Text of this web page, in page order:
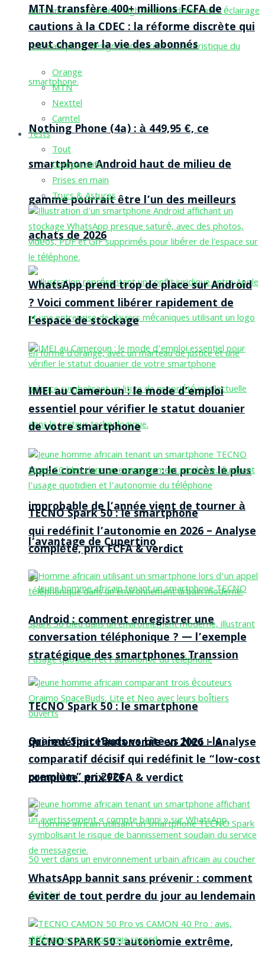
Nothing Phone (4a) : à 449,95 €, ce
smartphone Android haut de milieu de
gamme pourrait être l’un des meilleurs
achats de 2026
Apple contre une orange : le procès le plus
improbable de l’année vient de tourner à
l’avantage de Cupertino
TECNO Spark 50 : le smartphone
qui redéfinit l’autonomie en 2026 – Analyse
complète, prix FCFA & verdict
TECNO SPARK 50 : autonomie extrême,
MTN transfère 400+ millions FCFA de
cautions à la CDEC : la réforme discrète qui
peut changer la vie des abonnés
Orange
MTN
Nexttel
Camtel
Tests
Tout
Comparatifs
Prises en main
Trucs & Astuces
WhatsApp prend trop de place sur Android
? Voici comment libérer rapidement de
l’espace de stockage
IMEI au Cameroun : le mode d’emploi
essentiel pour vérifier le statut douanier
de votre smartphone
TECNO Spark 50 : le smartphone
qui redéfinit l’autonomie en 2026 – Analyse
complète, prix FCFA & verdict
Android : comment enregistrer une
conversation téléphonique ? — l’exemple
stratégique des smartphones Transsion
Oraimo SpaceBuds vs Lite vs Neo : le
comparatif décisif qui redéfinit le “low-cost
premium” en 2026
WhatsApp bannit sans prévenir : comment
éviter de tout perdre du jour au lendemain